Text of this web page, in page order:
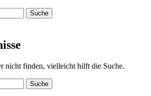
Suche
nicht finden, vielleicht hilft die Suche.
Suche